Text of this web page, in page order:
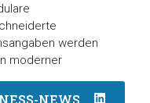
werden
moderner
NEWS